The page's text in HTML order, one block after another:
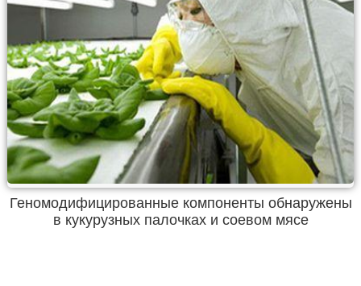
Геномодифицированные компоненты обнаружены
в кукурузных палочках и соевом мясе